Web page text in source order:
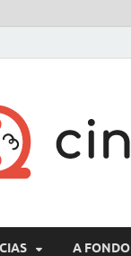
A FONDO